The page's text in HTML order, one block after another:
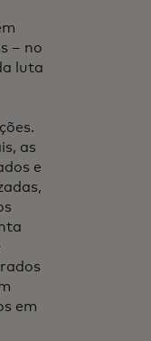
– no
luta
as
e
em